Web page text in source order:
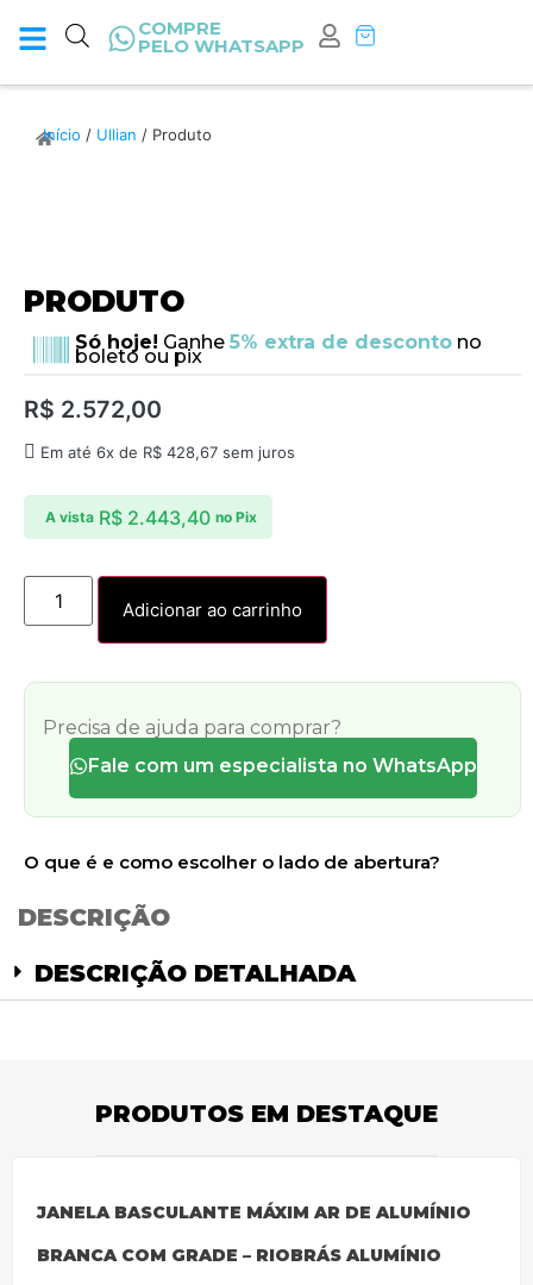
COMPRE
PELO WHATSAPP
Início / Ullian / Produto
PRODUTO
Só hoje! Ganhe 5% extra de descontono
boleto ou pix
R$ 2.572,00
Em até 6x de R$ 428,67 sem juros
A vista R$2.443,40 no Pix
Adicionar ao carrinho
Precisa de ajuda para comprar?
Fale com um especialista no WhatsApp
O que é e como escolher o lado de abertura?
DESCRIÇÃO
DESCRIÇÃO DETALHADA
PRODUTOS EM DESTAQUE
JANELA BASCULANTE MÁXIM AR DE ALUMÍNIO
BRANCA COM GRADE – RIOBRÁS ALUMÍNIO